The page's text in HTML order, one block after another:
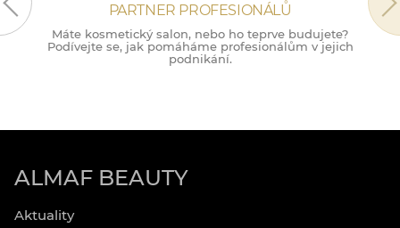
PARTNER PROFESIONÁLŮ
Máte kosmetický salon, nebo ho teprve budujete?
Podívejte se, jak pomáháme profesionálům v jejich
podnikání.
ALMAF BEAUTY
Aktuality